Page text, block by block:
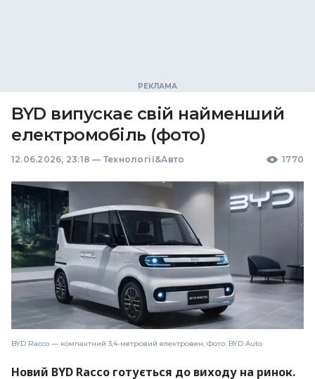
BYD випускає свій найменший
електромобіль (фото)
12.06.2026, 23:18 — Технології&Авто 1770
BYD Racco — компактний 3,4-метровий електровен, Фото: BYD Auto
Новий BYD Racco готується до виходу на ринок.